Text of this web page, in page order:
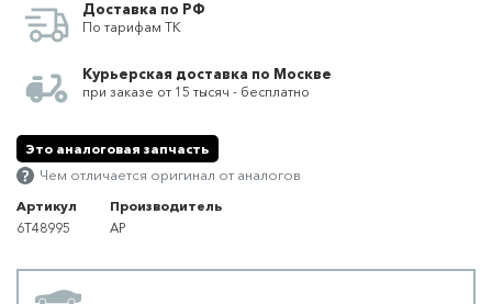
Доставка по РФ
По тарифам ТК
Курьерская доставка по Москве
при заказе от 15 тысяч - бесплатно
Это аналоговая запчасть
Чем отличается оригинал от аналогов
Артикул
6T48995
Производитель
AP